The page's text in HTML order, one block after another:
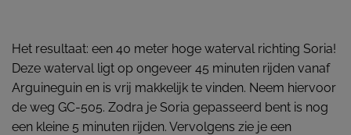
Het resultaat: een 40 meter hoge waterval richting Soria!
Deze waterval ligt op ongeveer 45 minuten rijden vanaf
Arguineguin en is vrij makkelijk te vinden. Neem hiervoor
de weg GC-505. Zodra je Soria gepasseerd bent is nog
een kleine 5 minuten rijden. Vervolgens zie je een